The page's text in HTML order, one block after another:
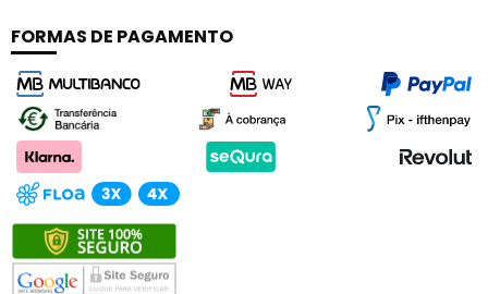
FORMAS DE PAGAMENTO